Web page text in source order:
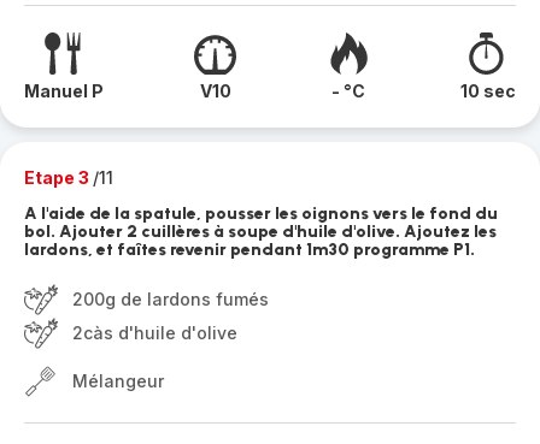
Manuel P V10 - °C 10 sec
Etape 3 /11
A l'aide de la spatule, pousser les oignons vers le fond du
bol. Ajouter 2 cuillères à soupe d'huile d'olive. Ajoutez les
lardons, et faîtes revenir pendant 1m30 programme P1.
200g de lardons fumés
2càs d'huile d'olive
Mélangeur